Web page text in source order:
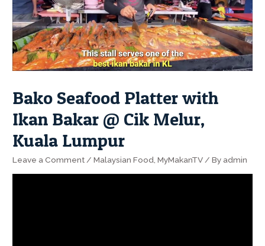
Bako Seafood Platter with
Ikan Bakar @ Cik Melur,
Kuala Lumpur
Leave a Comment /Malaysian Food ,MyMakanTV / By admin